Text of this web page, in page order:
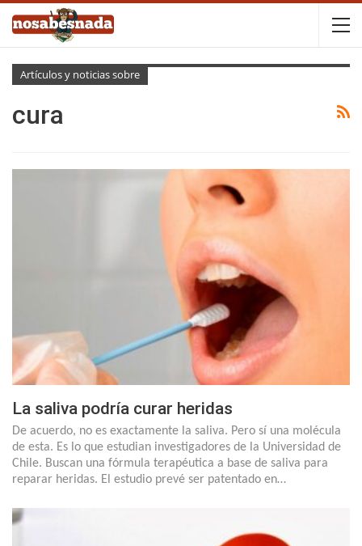
Artículos y noticias sobre
cura
La saliva podría curar heridas
De acuerdo, no es exactamente la saliva. Pero sí una molécula
de esta. Es lo que estudian investigadores de la Universidad de
Chile. Buscan una fórmula terapéutica a base de saliva para
reparar heridas. El estudio prevé ser patentado en…